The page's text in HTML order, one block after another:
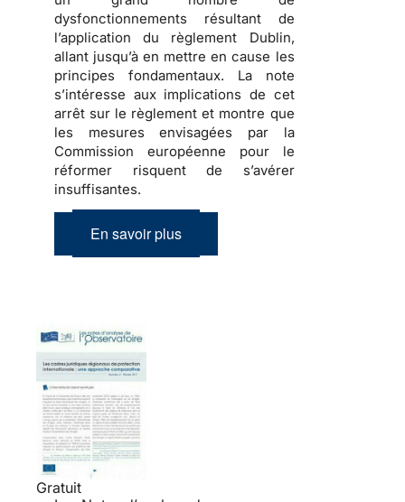
dysfonctionnements résultant de
l’application du règlement Dublin,
allant jusqu’à en mettre en cause les
principes fondamentaux. La note
s’intéresse aux implications de cet
arrêt sur le règlement et montre que
les mesures envisagées par la
Commission européenne pour le
réformer risquent de s’avérer
insuffisantes.
En savoir plus
Gratuit